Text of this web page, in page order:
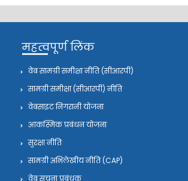
महत्वपूर्ण लिंक
वेब सामग्री समीक्षा नीति (सीआरपी)
सामग्री समीक्षा (सीआरपी) नीति
वेबसाइट निगरानी योजना
आकस्मिक प्रबंधन योजना
सुरक्षा नीति
सामग्री अभिलेखीय नीति (CAP)
वेब सूचना प्रबंधक